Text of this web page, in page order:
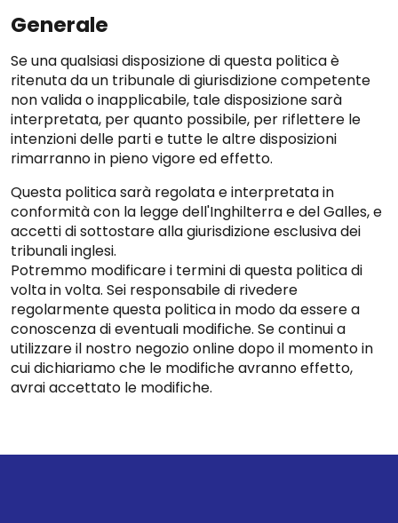
Generale
Se una qualsiasi disposizione di questa politica è
ritenuta da un tribunale di giurisdizione competente
non valida o inapplicabile, tale disposizione sarà
interpretata, per quanto possibile, per riflettere le
intenzioni delle parti e tutte le altre disposizioni
rimarranno in pieno vigore ed effetto.
Questa politica sarà regolata e interpretata in
conformità con la legge dell'Inghilterra e del Galles, e
accetti di sottostare alla giurisdizione esclusiva dei
tribunali inglesi.
Potremmo modificare i termini di questa politica di
volta in volta. Sei responsabile di rivedere
regolarmente questa politica in modo da essere a
conoscenza di eventuali modifiche. Se continui a
utilizzare il nostro negozio online dopo il momento in
cui dichiariamo che le modifiche avranno effetto,
avrai accettato le modifiche.